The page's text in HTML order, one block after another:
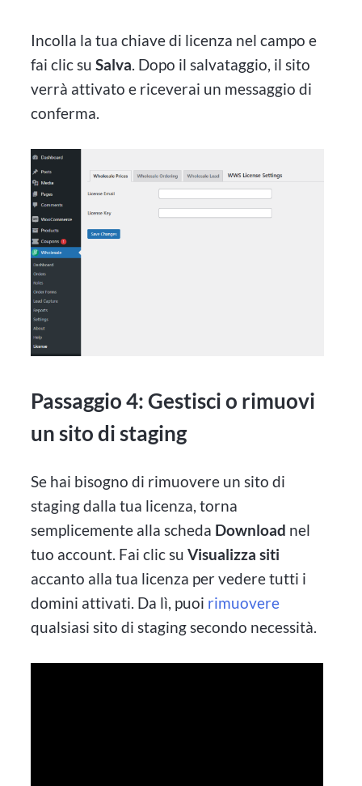
Incolla la tua chiave di licenza nel campo e
fai clic suSalva. Dopo il salvataggio, il sito
verrà attivato e riceverai un messaggio di
conferma.
Passaggio 4: Gestisci o rimuovi
un sito di staging
Se hai bisogno di rimuovere un sito di
staging dalla tua licenza, torna
semplicemente alla scheda Download nel
tuo account. Fai clic suVisualizza siti
accanto alla tua licenza per vedere tutti i
domini attivati. Da lì, puoi rimuovere
qualsiasi sito di staging secondo necessità.